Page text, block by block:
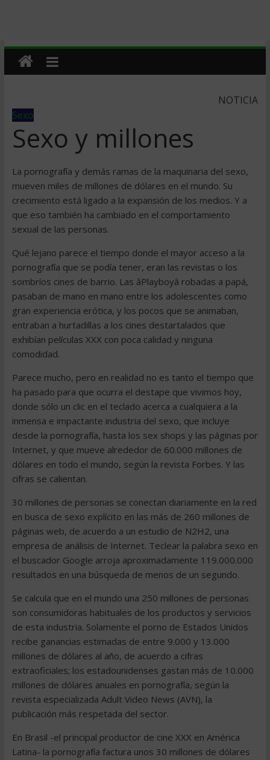
NOTICIA
Sexo
Sexo y millones
La pornografía y demás ramas de la maquinaria del sexo,
mueven miles de millones de dólares en el mundo. Su
crecimiento está ligado a la expansión de los medios. Y a
que eso también ha cambiado en el comportamiento
sexual de las personas.
Qué lejano parece el tiempo donde el mayor acceso a la
pornografía que se podía tener, eran las revistas o los
sombríos cines de barrio. Las âPlayboyâ robadas a papá,
pasaban de mano en mano entre los adolescentes como
gran experiencia erótica, y los pocos que se animaban,
entraban a hurtadillas a los cines destartalados que
exhibían películas XXX con poca calidad y ninguna
comodidad.
Parece mucho, pero en realidad no es tanto el tiempo que
ha pasado para que ocurra el destape que vivimos hoy,
donde sólo un clic en el teclado acerca a cualquiera a la
inmensa e impactante industria del sexo, que incluye
desde la pornografía, hasta los sex shops y las páginas por
Internet, y que mueve alrededor de 60.000 millones de
dólares en todo el mundo, según la revista Forbes. Y las
cifras se calientan.
30 millones de personas se conectan diariamente en la red
en busca de sexo explícito en las más de 260 millones de
páginas web, de acuerdo a un estudio de N2H2, una
empresa de análisis de Internet. Teclear la palabra sexo en
el buscador Google arroja aproximadamente 119.000.000
resultados en una búsqueda de menos de un segundo.
Se calcula que en el mundo una 250 millones de personas
son consumidoras habituales de los productos y servicios
de esta industria. Solamente el porno de Estados Unidos
recibe ganancias estimadas de entre 9.000 y 13.000
millones de dólares al año, de acuerdo a cifras
extraoficiales; los estadounidenses gastan más de 10.000
millones de dólares anuales en pornografía, según la
revista especializada Adult Video News (AVN), la
publicación más respetada del sector.
En Brasil -el principal productor de cine XXX en América
Latina- la pornografía factura unos 30 millones de dólares